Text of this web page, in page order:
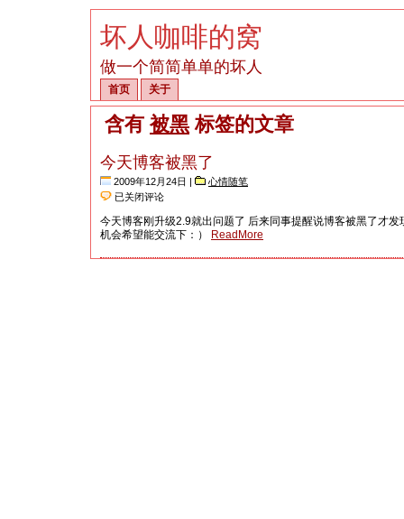
坏人咖啡的窝
做一个简简单单的坏人
首页 关于
含有被黑 标签的文章
今天博客被黑了
2009年12月24日 |
心情随笔
今
博
客
已关闭评论
今天博客刚升级2.9就出问题了 后来同事提醒说博客被黑了才
机会希望能交流下：）
ReadMore